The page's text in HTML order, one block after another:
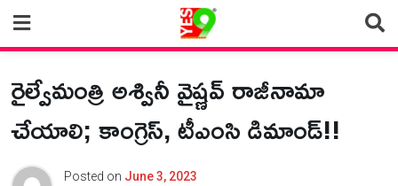
content
రైల్వేమంత్రి అశ్వినీ వైష్ణవ్ రాజీనామా
చేయాలి; కాంగ్రెస్, టీఎంసి డిమాండ్!!
Posted on June 3, 2023